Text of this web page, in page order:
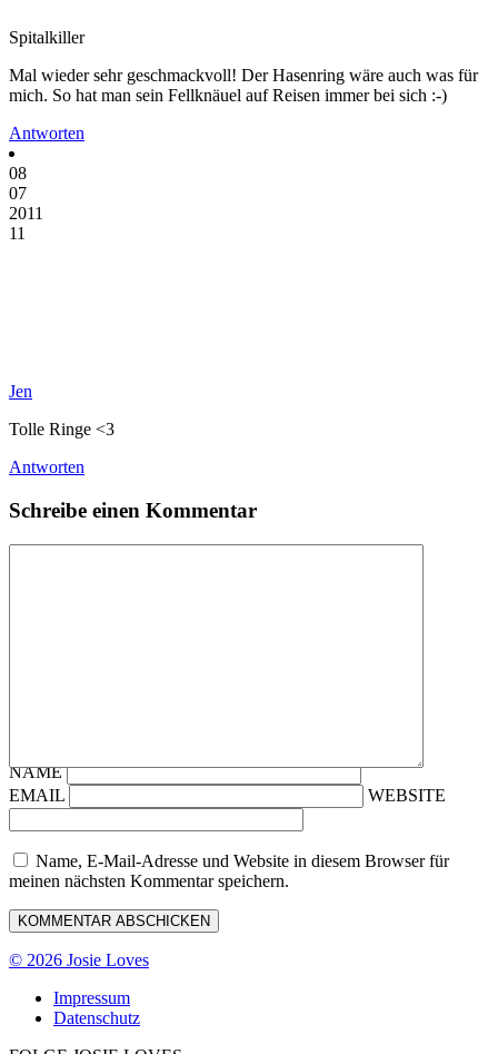
Spitalkiller
Mal wieder sehr geschmackvoll! Der Hasenring wäre auch was für
mich. So hat man sein Fellknäuel auf Reisen immer bei sich :-)
Antworten
08
07
2011
11
Jen
Tolle Ringe <3
Antworten
Schreibe einen Kommentar
NAME
EMAIL
WEBSITE
Name, E-Mail-Adresse und Website in diesem Browser für
meinen nächsten Kommentar speichern.
© 2026 Josie Loves
Impressum
Datenschutz